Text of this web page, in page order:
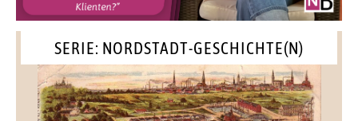
SERIE: NORDSTADT-GESCHICHTE(N)